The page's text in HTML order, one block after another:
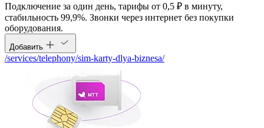
Подключение за один день, тарифы от 0,5 ₽ в минуту,
стабильность 99,9%. Звонки через интернет без покупки
оборудования.
Добавить
/services/telephony/sim-karty-dlya-biznesa/